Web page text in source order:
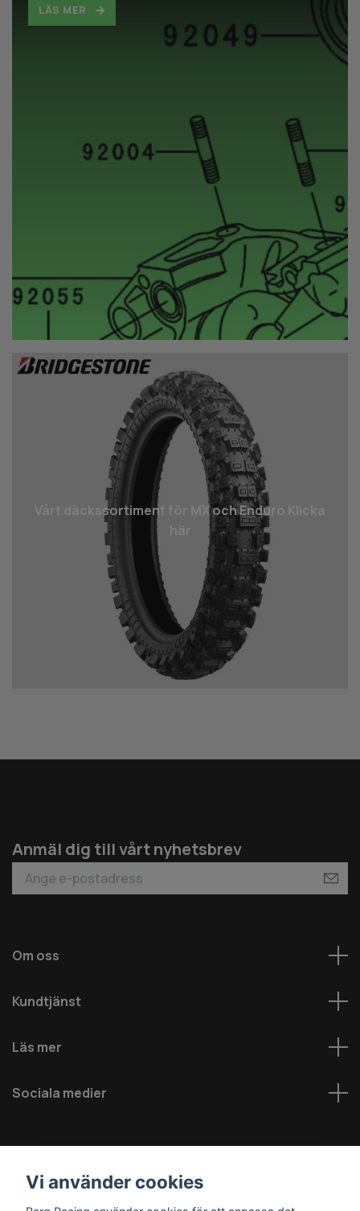
LÄS MER
Vårt däcks­sortiment för MX och Enduro Klicka
Anmäl dig till vårt nyhetsbrev
Om oss
Kundtjänst
Läs mer
Sociala medier
Vi använder cookies